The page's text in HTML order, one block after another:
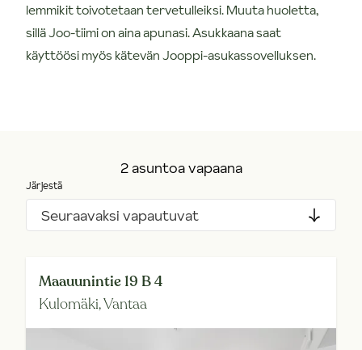
lemmikit toivotetaan tervetulleiksi. Muuta huoletta,
sillä Joo-tiimi on aina apunasi. Asukkaana saat
käyttöösi myös kätevän Jooppi-asukassovelluksen.
2 asuntoa vapaana
Järjestä
Seuraavaksi vapautuvat
Maauunintie 19 B 4
Kulomäki,Vantaa